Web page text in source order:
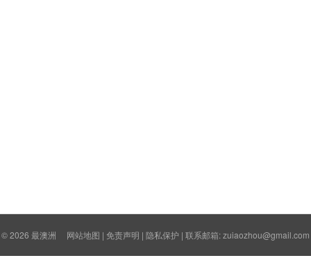
© 2026 最澳洲 网站地图 | 免责声明 | 隐私保护 | 联系邮箱: zuiaozhou@gmail.com